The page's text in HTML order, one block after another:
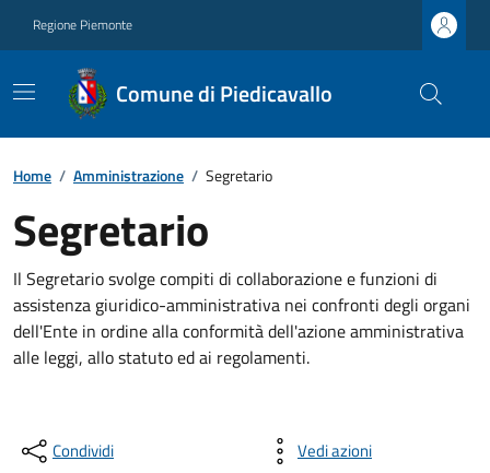
Regione Piemonte
Comune di Piedicavallo
Home / Amministrazione / Segretario
Segretario
Il Segretario svolge compiti di collaborazione e funzioni di
assistenza giuridico-amministrativa nei confronti degli organi
dell'Ente in ordine alla conformità dell'azione amministrativa
alle leggi, allo statuto ed ai regolamenti.
Condividi Vedi azioni